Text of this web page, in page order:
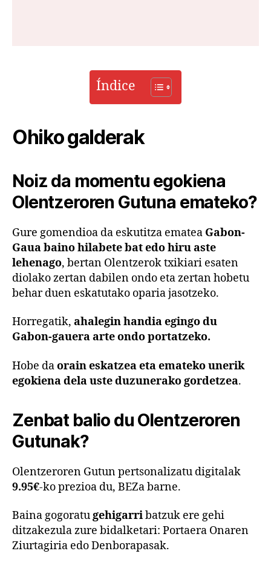
Índice
Ohiko galderak
Noiz da momentu egokiena
Olentzeroren Gutuna emateko?
Gure gomendioa da eskutitza ematea Gabon-
Gaua baino hilabete bat edo hiru aste
lehenago, bertan Olentzerok txikiari esaten
diolako zertan dabilen ondo eta zertan hobetu
behar duen eskatutako oparia jasotzeko.
Horregatik, ahalegin handia egingo du
Gabon-gauera arte ondo portatzeko.
Hobe daorain eskatzea eta emateko unerik
egokiena dela uste duzunerako gordetzea.
Zenbat balio du Olentzeroren
Gutunak?
Olentzeroren Gutun pertsonalizatu digitalak
9.95€-ko prezioa du, BEZa barne.
Baina gogoratugehigarribatzuk ere gehi
ditzakezula zure bidalketari: Portaera Onaren
Ziurtagiria edo Denborapasak.